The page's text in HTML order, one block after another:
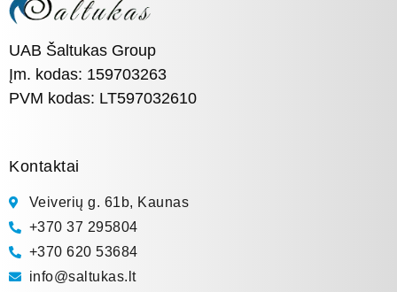
UAB Šaltukas Group
Įm. kodas: 159703263
PVM kodas: LT597032610
Kontaktai
Veiverių g. 61b, Kaunas
+370 37 295804
+370 620 53684
info@saltukas.lt